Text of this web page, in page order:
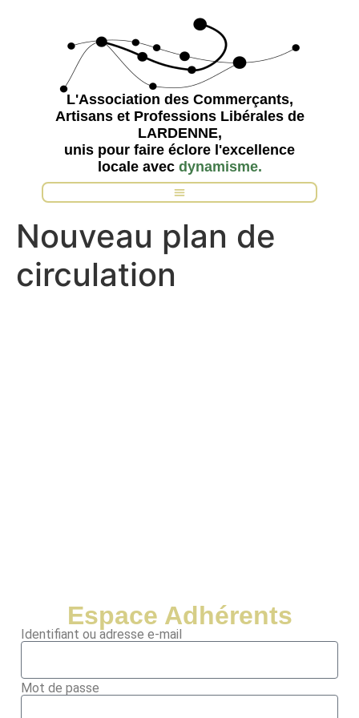
L'Association des Commerçants,
Artisans et Professions Libérales de
LARDENNE,
unis pour faire éclore l'excellence
locale avec dynamisme.
Nouveau plan de
circulation
Espace Adhérents
Identifiant ou adresse e-mail
Mot de passe